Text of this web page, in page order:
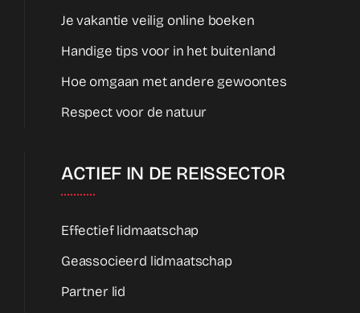
Je vakantie veilig online boeken
Handige tips voor in het buitenland
Hoe omgaan met andere gewoontes
Respect voor de natuur
ACTIEF IN DE REISSECTOR
Effectief lidmaatschap
Geassocieerd lidmaatschap
Partner lid